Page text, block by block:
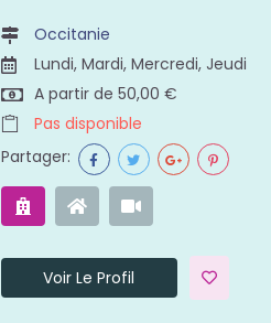
Occitanie
Lundi, Mardi, Mercredi, Jeudi
A partir de 50,00 €
Pas disponible
Partager:
Voir Le Profil